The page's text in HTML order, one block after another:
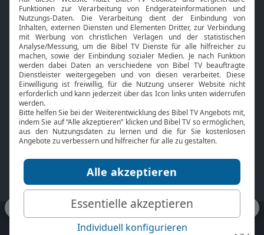
Neuigkeiten
Smart TV
HbbTV
Bibelthek Online-Bibel
Nächster Gottesdienst
Bibel TV
Über uns
Jobs
Mediadaten
Service
Kontakt
TV-Empfang
bibeltv.de: Impressum
Datenschutz
Nutzungsbedingungen